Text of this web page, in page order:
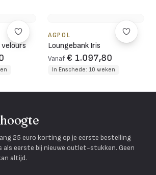
velours
AGPOL
Loungebank Iris
Vanaf € 1.097,80
In Enschede: 10 weken
25 euro korting op je eerste bestelling
als eerste bij nieuwe outlet-stukken. Geen
altijd.